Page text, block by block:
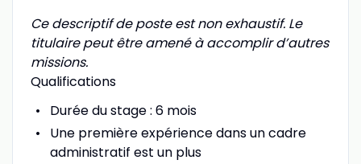
Ce descriptif de poste est non exhaustif. Le
titulaire peut être amené à accomplir d’autres
missions.
Qualifications
Durée du stage : 6 mois
Une première expérience dans un cadre
administratif est un plus